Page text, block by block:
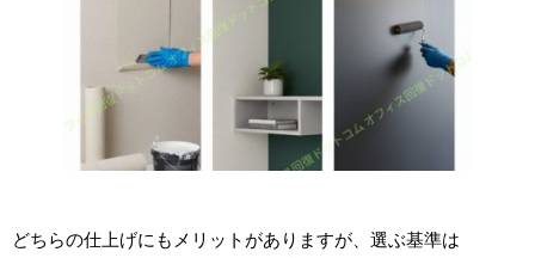
どちらの仕上げにもメリットがありますが、選ぶ基準は